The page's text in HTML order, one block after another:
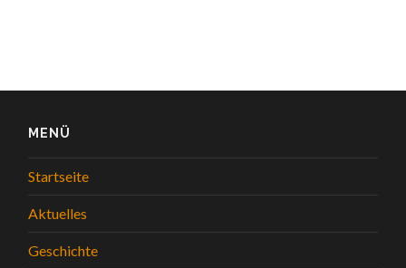
MENÜ
Startseite
Aktuelles
Geschichte